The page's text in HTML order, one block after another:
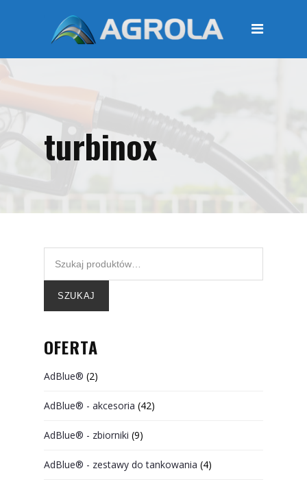
STRONA GŁÓWNA
OFERTA
Moje konto
turbinox
SZUKAJ
OFERTA
AdBlue® (2)
AdBlue® - akcesoria (42)
AdBlue® - zbiorniki (9)
AdBlue® - zestawy do tankowania (4)